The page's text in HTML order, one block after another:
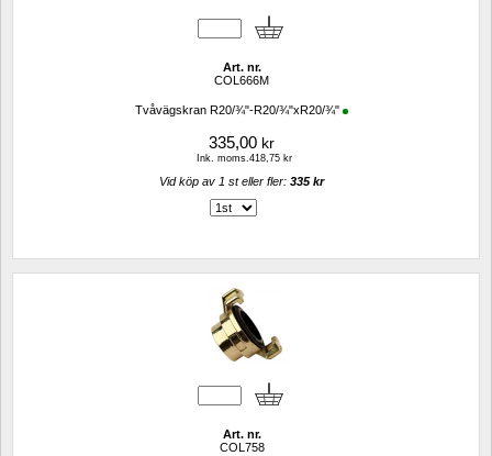
Art. nr.
COL666M
Tvåvägskran R20/¾"-R20/¾"xR20/¾"
335,00 kr
Ink. moms.418,75 kr
Vid köp av 1 st eller fler: 335 kr
Art. nr.
COL758